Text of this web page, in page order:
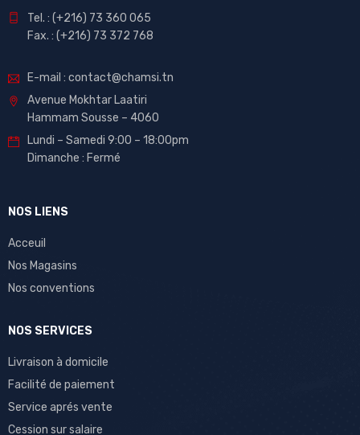
Tel. : (+216) 73 360 065
Fax. : (+216) 73 372 768
E-mail : contact@chamsi.tn
Avenue Mokhtar Laatiri
Hammam Sousse – 4060
Lundi – Samedi 9:00 – 18:00pm
Dimanche : Fermé
NOS LIENS
Acceuil
Nos Magasins
Nos conventions
NOS SERVICES
Livraison à domicile
Facilité de paiement
Service aprés vente
Cession sur salaire